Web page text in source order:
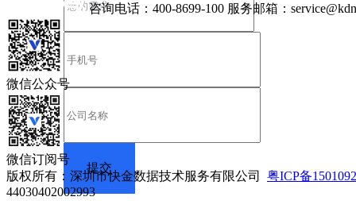
咨询电话： 400-8699-100 服务邮箱：
微信公众号
微信订阅号
版权所有：深圳市快金数据技术服务有限公司 粤ICP备
44030402002993